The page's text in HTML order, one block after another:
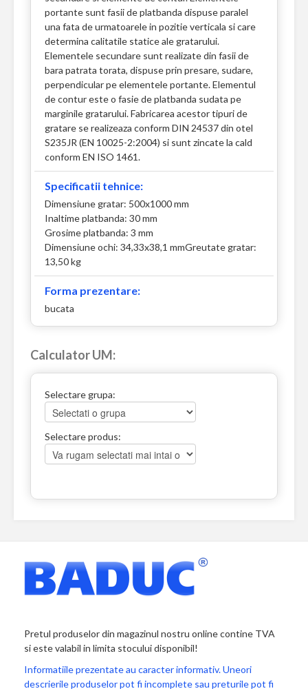
portante sunt fasii de platbanda dispuse paralel
una fata de urmatoarele in pozitie verticala si care
determina calitatile statice ale gratarului.
Elementele secundare sunt realizate din fasii de
bara patrata torata, dispuse prin presare, sudare,
perpendicular pe elementele portante. Elementul
de contur este o fasie de platbanda sudata pe
marginile gratarului. Fabricarea acestor tipuri de
gratare se realizeaza conform DIN 24537 din otel
S235JR (EN 10025-2:2004) si sunt zincate la cald
conform EN ISO 1461.
Specificatii tehnice:
Dimensiune gratar: 500x1000 mm
Inaltime platbanda: 30 mm
Grosime platbanda: 3 mm
Dimensiune ochi: 34,33x38,1 mmGreutate gratar:
13,50 kg
Forma prezentare:
bucata
Calculator UM:
Selectare grupa:
Selectare produs:
Pretul produselor din magazinul nostru online contine TVA
si este valabil in limita stocului disponibil!
Informatiile prezentate au caracter informativ. Uneori
descrierile produselor pot fi incomplete sau preturile pot fi